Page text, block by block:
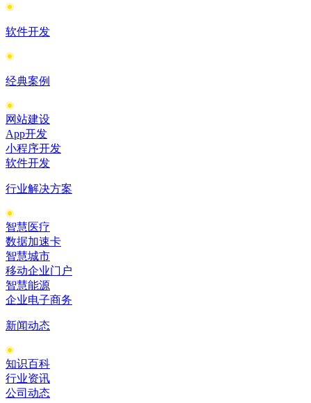
软件开发
经典案例
网站建设
App开发
小程序开发
软件开发
行业解决方案
智慧医疗
数据加速卡
智慧城市
移动企业门户
智慧能源
企业电子商务
新闻动态
知识百科
行业资讯
公司动态